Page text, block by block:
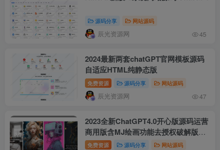
源码分享 网站源码
辰光资源网 45
2024最新两套chatGPT官网模板源码
自适应HTML纯静态版
免费资源 源码分享 网站源码
辰光资源网 47
2023全新ChatGPT4.0开心版源码运营
商用版含MJ绘画功能去授权破解版本
支持第三方接口
免费资源 源码分享 网站源码